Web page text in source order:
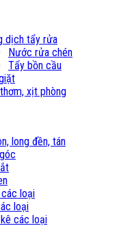
dịch tẩy rửa
Nước rửa chén
Tẩy bồn cầu
xịt phòng
long đền, tán
loại
loại
các loại